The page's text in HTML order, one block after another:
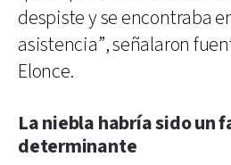
despiste y se encontraba
asistencia”, señalaron
Elonce.
La niebla habría sido un
determinante